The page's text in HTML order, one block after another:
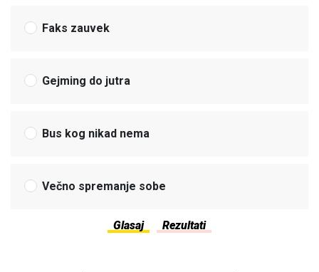
Faks zauvek
Gejming do jutra
Bus kog nikad nema
Večno spremanje sobe